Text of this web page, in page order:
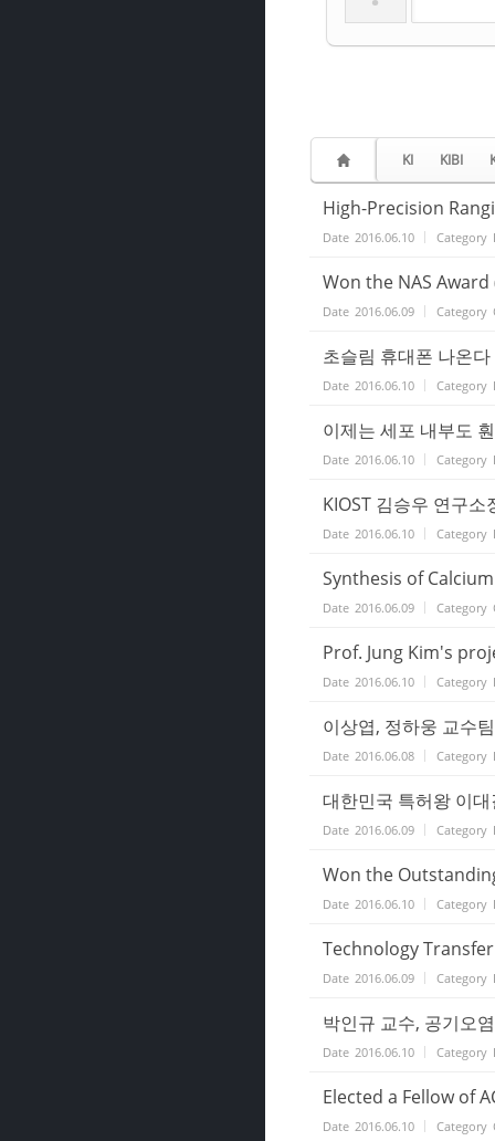
KI KIBI
High-Precision
Date 2016.06.10 Category
Won the NAS
Date 2016.06.09 Category
초슬림 휴대폰 나온
Date 2016.06.10 Category
이제는 세포 내부도
Date 2016.06.10 Category
KIOST 김승우 연구
Date 2016.06.10 Category
Synthesis of
Date 2016.06.09 Category
Prof. Jung Kim's
Date 2016.06.10 Category
이상엽, 정하웅 교수
Date 2016.06.08 Category
대한민국 특허왕 이
Date 2016.06.09 Category
Won the
Date 2016.06.10 Category
Technology
Date 2016.06.09 Category
박인규 교수, 공기오
Date 2016.06.10 Category
Elected a Fellow of
Date 2016.06.10 Category